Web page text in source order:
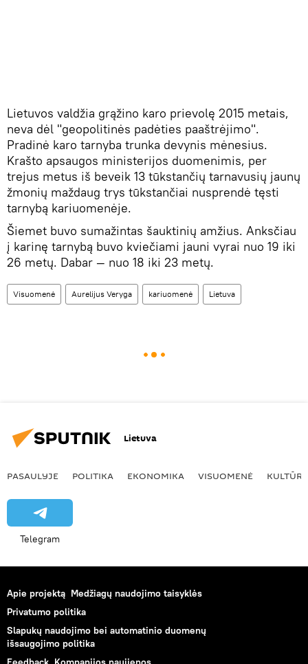
Lietuvos valdžia grąžino karo prievolę 2015 metais,
neva dėl "geopolitinės padėties paaštrėjimo".
Pradinė karo tarnyba trunka devynis mėnesius.
Krašto apsaugos ministerijos duomenimis, per
trejus metus iš beveik 13 tūkstančių tarnavusių jaunų
žmonių maždaug trys tūkstančiai nusprendė tęsti
tarnybą kariuomenėje.
Šiemet buvo sumažintas šauktinių amžius. Anksčiau
į karinę tarnybą buvo kviečiami jauni vyrai nuo 19 iki
26 metų. Dabar — nuo 18 iki 23 metų.
Visuomenė Aurelijus Veryga kariuomenė Lietuva
Lietuva
PASAULYJE POLITIKA EKONOMIKA VISUOMENĖ KULTŪRA
Telegram
Apie projektą Medžiagų naudojimo taisyklės
Privatumo politika
Slapukų naudojimo bei automatinio duomenų
išsaugojimo politika